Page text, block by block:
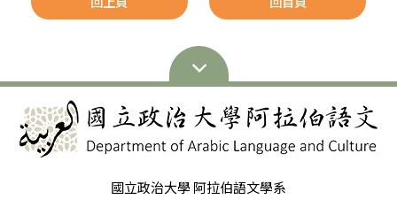
國立政治大學 阿拉伯語文學系